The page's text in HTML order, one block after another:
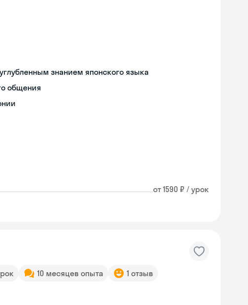
знанием японского языка
общения
от 1590 ₽ / урок
10 месяцев опыта 1 отзыв